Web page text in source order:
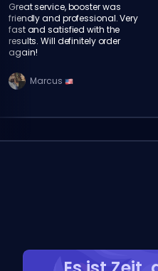
Great service, booster was
friendly and professional. Very
fast and satisfied with the
results. Will definitely order
again!
Marcus